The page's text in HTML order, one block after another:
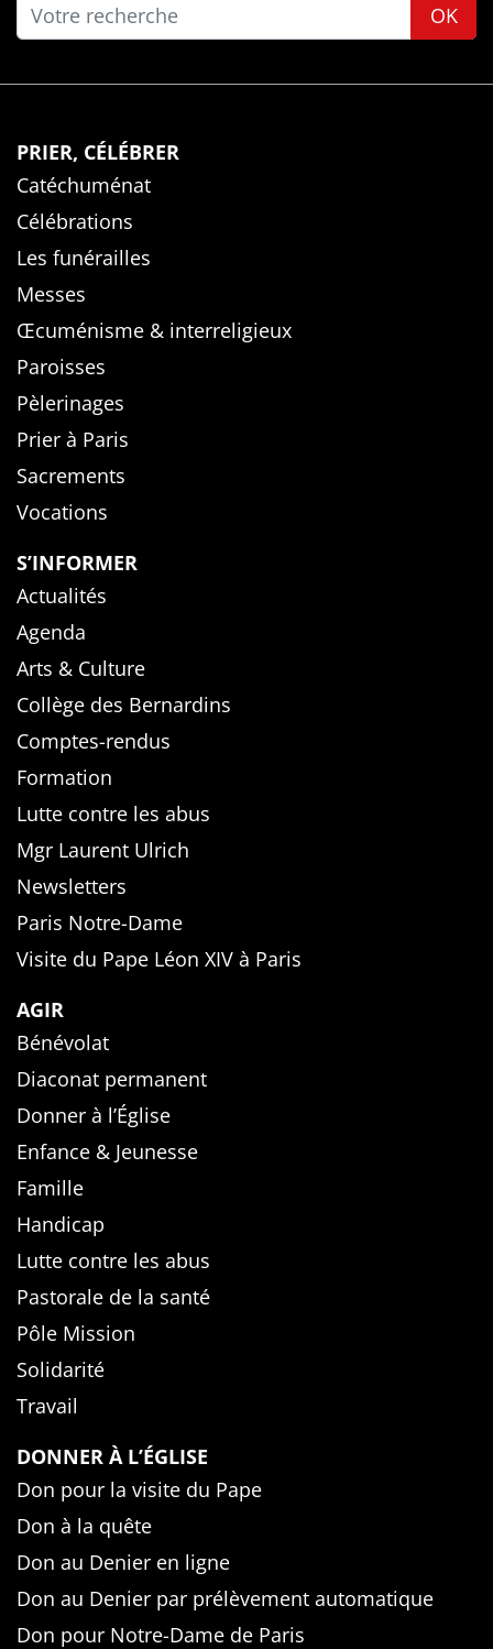
OK
PRIER, CÉLÉBRER
Catéchuménat
Célébrations
Les funérailles
Messes
Œcuménisme & interreligieux
Paroisses
Pèlerinages
Prier à Paris
Sacrements
Vocations
S’INFORMER
Actualités
Agenda
Arts & Culture
Collège des Bernardins
Comptes-rendus
Formation
Lutte contre les abus
Mgr Laurent Ulrich
Newsletters
Paris Notre-Dame
Visite du Pape Léon XIV à Paris
AGIR
Bénévolat
Diaconat permanent
Donner à l’Église
Enfance & Jeunesse
Famille
Handicap
Lutte contre les abus
Pastorale de la santé
Pôle Mission
Solidarité
Travail
DONNER À L’ÉGLISE
Don pour la visite du Pape
Don à la quête
Don au Denier en ligne
Don au Denier par prélèvement automatique
Don pour Notre-Dame de Paris